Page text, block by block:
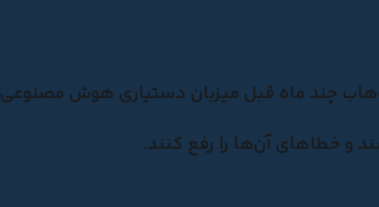
چند ماه قبل میزبان دستیاری هوش مصنوعی